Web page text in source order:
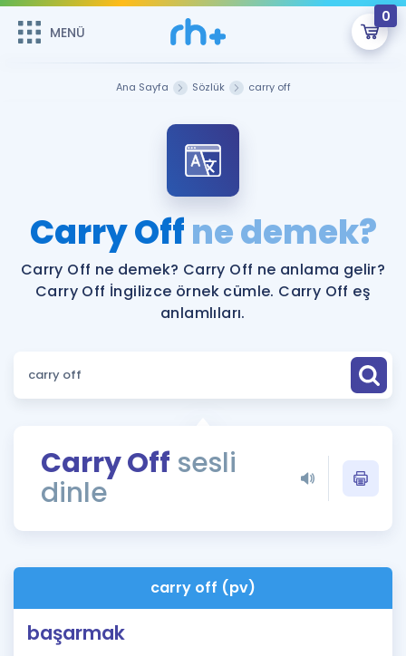
MENÜ
0
ÜYE DEĞİLİM
Sepetin Şu An Boş.
Remzi Hoca ile seni sınava hazırlayacak onlarca eğitim seni
bekliyor!
MENÜ
Katılımcı Görüşleri
Faydalı Araçlar
Sözlük
Rehberlik Aracı
ÖSYM Sınav Takvimi
İngilizce Gramer
Hakkımızda
Ana Sayfa Sözlük carry off
Carry Offne demek?
Carry Off ne demek? Carry Off ne anlama gelir?
Carry Off İngilizce örnek cümle. Carry Off eş
anlamlıları.
Carry Off sesli
dinle
carry off (pv)
başarmak